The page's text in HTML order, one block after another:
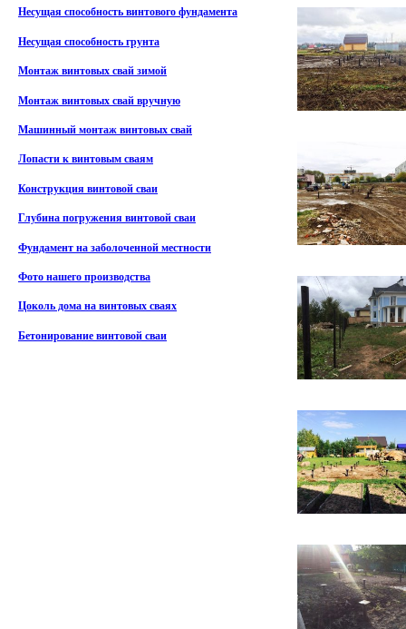
Несущая способность винтового фундамента
Несущая способность грунта
Монтаж винтовых свай зимой
Монтаж винтовых свай вручную
Машинный монтаж винтовых свай
Лопасти к винтовым сваям
Конструкция винтовой сваи
Глубина погружения винтовой сваи
Фундамент на заболоченной местности
Фото нашего производства
Цоколь дома на винтовых сваях
Бетонирование винтовой сваи